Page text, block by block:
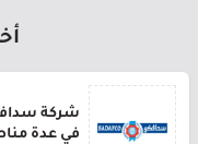
شركة
في عدة